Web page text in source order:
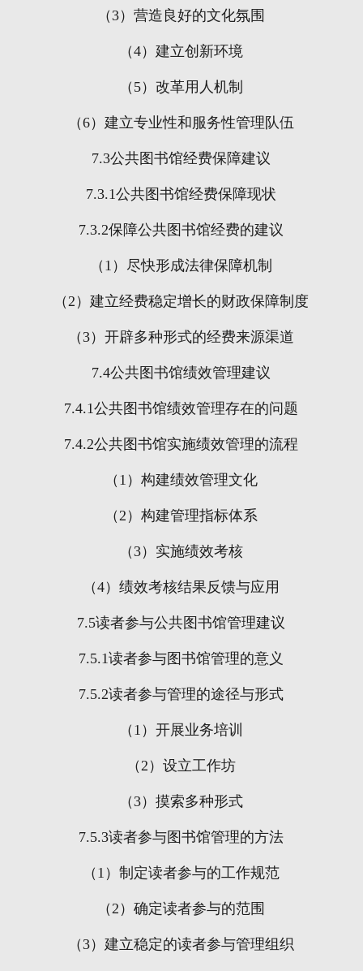
（3）营造良好的文化氛围
（4）建立创新环境
（ 5）改革用人机制
（6）建立专业性和服务性管理队伍
7.3公共图书馆经费保障建议
7.3.1公共图书馆经费保障现状
7.3.2保障公共图书馆经费的建议
（ 1 ）尽快形成法律保障机制
（2 ）建立经费稳定增长的财政保障制度
（3）开辟多种形式的经费来源渠道
7.4公共图书馆绩效管理建议
7.4.1公共图书馆绩效管理存在的问题
7.4.2公共图书馆实施绩效管理的流程
（ 1 ）构建绩效管理文化
（2 ）构建管理指标体系
（3）实施绩效考核
（4）绩效考核结果反馈与应用
7.5读者参与公共图书馆管理建议
7.5.1读者参与图书馆管理的意义
7.5.2读者参与管理的途径与形式
（ 1 ）开展业务培训
（2 ）设立工作坊
（3）摸索多种形式
7.5.3读者参与图书馆管理的方法
（ 1 ）制定读者参与的工作规范
（2 ）确定读者参与的范围
（3）建立稳定的读者参与管理组织